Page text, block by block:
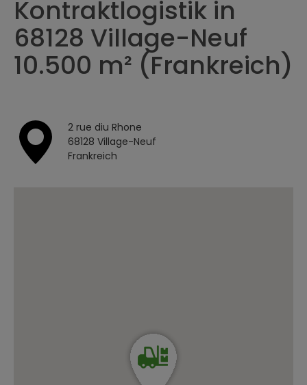
Kontraktlogistik in
68128 Village-Neuf
10.500 m² (Frankreich)
2 rue diu Rhone
68128 Village-Neuf
Frankreich